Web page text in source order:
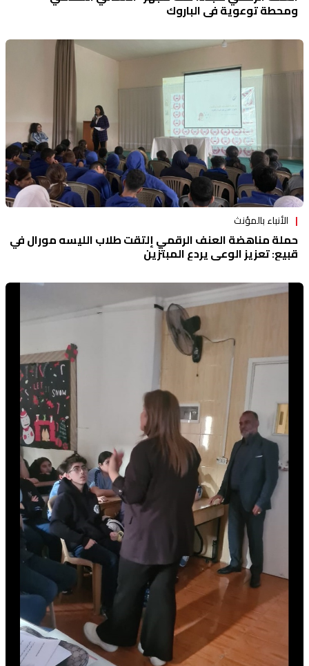
ومحطة توعوية في الباروك
الأنباء بالمؤنث
حملة مناهضة العنف الرقمي إلتقت طلاب الليسه مورال في
قبيع: تعزيز الوعي يردع المبتزّين